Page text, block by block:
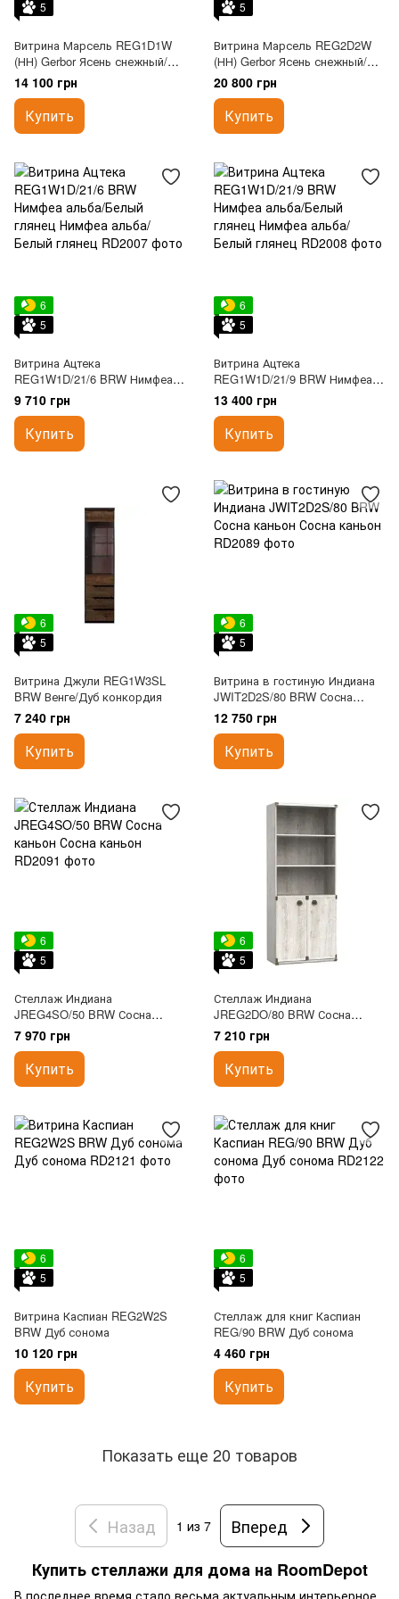
5
Витрина Марсель REG1D1W
(НН) Gerbor Ясень снежный/
Дуб сонома трюфель
14 100 грн
Купить
5
Витрина Марсель REG2D2W
(НН) Gerbor Ясень снежный/
Дуб сонома трюфель
20 800 грн
Купить
6
5
Витрина Ацтека
REG1W1D/21/6 BRW Нимфеа
альба/Белый глянец
9 710 грн
Купить
6
5
Витрина Ацтека
REG1W1D/21/9 BRW Нимфеа
альба/Белый глянец
13 400 грн
Купить
6
5
Витрина Джули REG1W3SL
BRW Венге/Дуб конкордия
7 240 грн
Купить
6
5
Витрина в гостиную Индиана
JWIT2D2S/80 BRW Сосна
каньон
12 750 грн
Купить
6
5
Стеллаж Индиана
JREG4SO/50 BRW Сосна
каньон
7 970 грн
Купить
6
5
Стеллаж Индиана
JREG2DO/80 BRW Сосна
каньон
7 210 грн
Купить
6
5
Витрина Каспиан REG2W2S
BRW Дуб сонома
10 120 грн
Купить
6
5
Стеллаж для книг Каспиан
REG/90 BRW Дуб сонома
4 460 грн
Купить
Показать еще 20 товаров
Назад 1 из 7
Вперед
Купить стеллажи для дома на RoomDepot